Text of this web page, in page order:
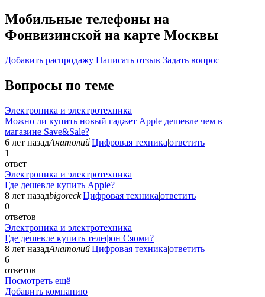
Мобильные телефоны на
Фонвизинской на карте Москвы
Добавить раcпродажу Написать отзыв Задать вопрос
Вопросы по теме
Электроника и электротехника
Можно ли купить новый гаджет Apple дешевле чем в
магазине Save&Sale?
6 лет назадАнатолий|Цифровая техника|ответить
1
ответ
Электроника и электротехника
Где дешевле купить Apple?
8 лет назадbigoreck|Цифровая техника|ответить
0
ответов
Электроника и электротехника
Где дешевле купить телефон Сяоми?
8 лет назадАнатолий|Цифровая техника|ответить
6
ответов
Посмотреть ещё
Добавить компанию